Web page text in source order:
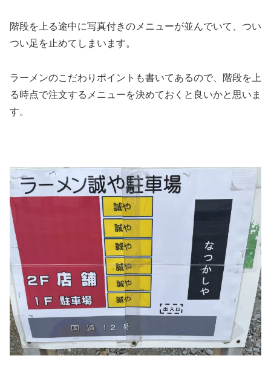
階段を上る途中に写真付きのメニューが並んでいて、つい
つい足を止めてしまいます。
ラーメンのこだわりポイントも書いてあるので、階段を上
る時点で注文するメニューを決めておくと良いかと思いま
す。